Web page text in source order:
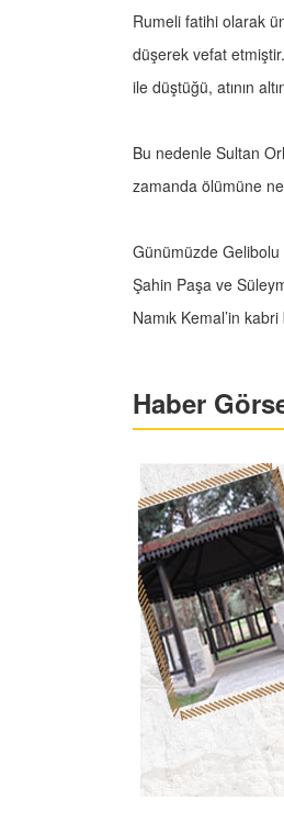
Rumeli fatihi olarak
düşerek vefat
ile düştüğü, atının
Bu nedenle Sultan
zamanda ölümüne
Günümüzde Gelibolu
Şahin Paşa ve
Namık Kemal’in
Haber